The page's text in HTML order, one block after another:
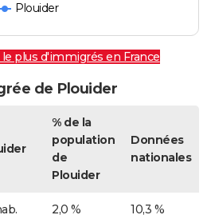
Plouider
plus d'immigrés en France
de Plouider
% de la
population
de
Plouider
Données
nationales
2,0 % 10,3 %